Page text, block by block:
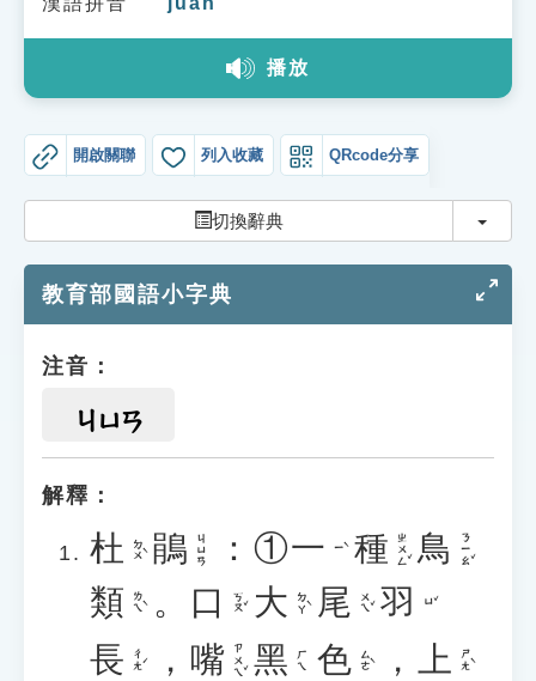
播放
開啟關聯 列入收藏 QRcode分享
切換辭典 切換
教育部國語小字典
注音：
ㄐㄩㄢ
解釋：
杜 ㄉㄨˋ 鵑 ㄐㄩㄢ ：①一 ㄧˋ 種 ㄓㄨㄥˇ 鳥 ㄋㄧㄠˇ
類 ㄌㄟˋ 。 口 ㄎㄡˇ 大 ㄉㄚˋ 尾 ㄨㄟˇ 羽 ㄩˇ
長 ㄔㄤˊ ， 嘴 ㄗㄨㄟˇ 黑 ㄏㄟ 色 ㄙㄜˋ ， 上 ㄕㄤˋ